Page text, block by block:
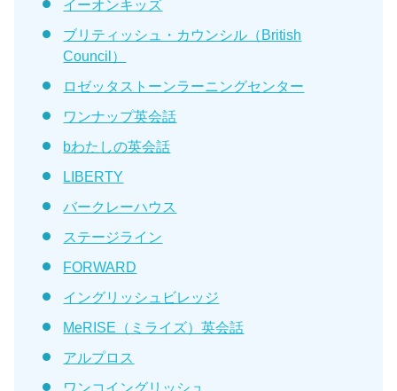
イーオンキッズ
ブリティッシュ・カウンシル（British
Council）
ロゼッタストーンラーニングセンター
ワンナップ英会話
bわたしの英会話
LIBERTY
バークレーハウス
ステージライン
FORWARD
イングリッシュビレッジ
MeRISE（ミライズ）英会話
アルプロス
ワンコイングリッシュ